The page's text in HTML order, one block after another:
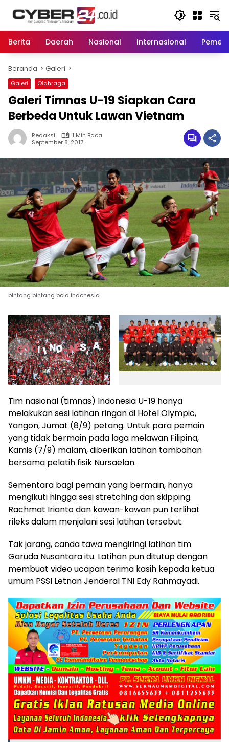
Berita
Daerah Nasional Internasional
Beranda Galeri
Galeri Olahraga
Galeri Timnas U-19 Siapkan Cara
Berbeda Untuk Lawan Vietnam
Redaksi
1 Min Baca
September 8, 2017
bintang bintang bola indonesia
Tim nasional (timnas) Indonesia U-19 hanya
melakukan sesi latihan ringan di Hotel Olympic,
Yangon, Jumat (8/9) petang. Untuk para pemain
yang tidak bermain pada laga melawan Filipina,
Kamis (7/9) malam, diberikan latihan tambahan
bersama pelatih fisik Nursaelan.
Sementara bagi pemain yang bermain, hanya
mengikuti hingga sesi stretching dan skipping.
Rachmat Irianto dan kawan-kawan pun terlihat
rileks dalam menjalani sesi latihan tersebut.
Tak jarang, canda tawa mengiringi latihan tim
Garuda Nusantara itu. Latihan pun ditutup dengan
membuat video ucapan terima kasih kepada ketua
umum PSSI Letnan Jenderal TNI Edy Rahmayadi.